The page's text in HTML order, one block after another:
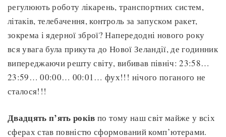
регулюють роботу лікарень, транспортних систем,
літаків, телебачення, контроль за запуском ракет,
зокрема і ядерної зброї? Напередодні нового року
вся увага була прикута до Нової Зеландії, де годинник
випереджаючи решту світу, вибивав північ: 23:58…
23:59… 00:00… 00:01… фух!!! нічого поганого не
сталося!!!
Двадцять п’ять років по тому наш світ майже у всіх
сферах став повністю сформований комп’ютерами.